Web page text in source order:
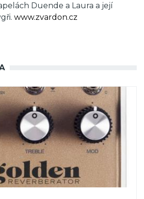
Duende a Laura a její
www.zvardon.cz